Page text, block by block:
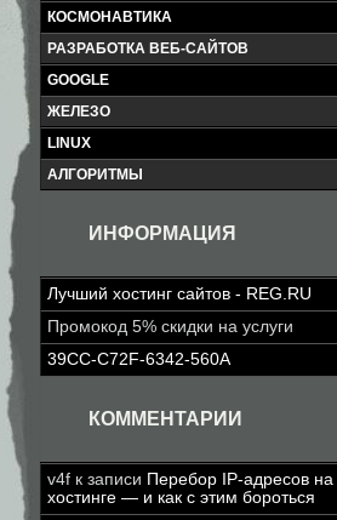
КОСМОНАВТИКА
РАЗРАБОТКА ВЕБ-САЙТОВ
GOOGLE
ЖЕЛЕЗО
LINUX
АЛГОРИТМЫ
ИНФОРМАЦИЯ
Лучший хостинг сайтов - REG.RU
Промокод 5% скидки на услуги
39CC-C72F-6342-560A
КОММЕНТАРИИ
v4f к записи Перебор IP-адресов на
хостинге — и как с этим бороться